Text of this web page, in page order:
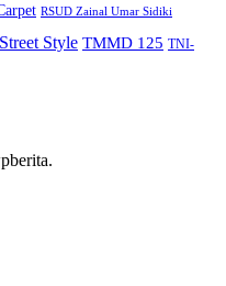
RSUD Zainal Umar Sidiki
Street Style TMMD 125 TNI-